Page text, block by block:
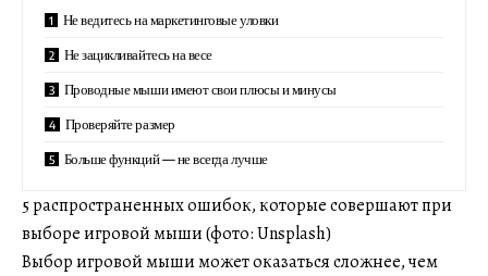
Не ведитесь на маркетинговые уловки
Не зацикливайтесь на весе
Проводные мыши имеют свои плюсы и минусы
Проверяйте размер
Больше функций — не всегда лучше
5 распространенных ошибок, которые совершают при
выборе игровой мыши (фото: Unsplash)
Выбор игровой мыши может оказаться сложнее, чем